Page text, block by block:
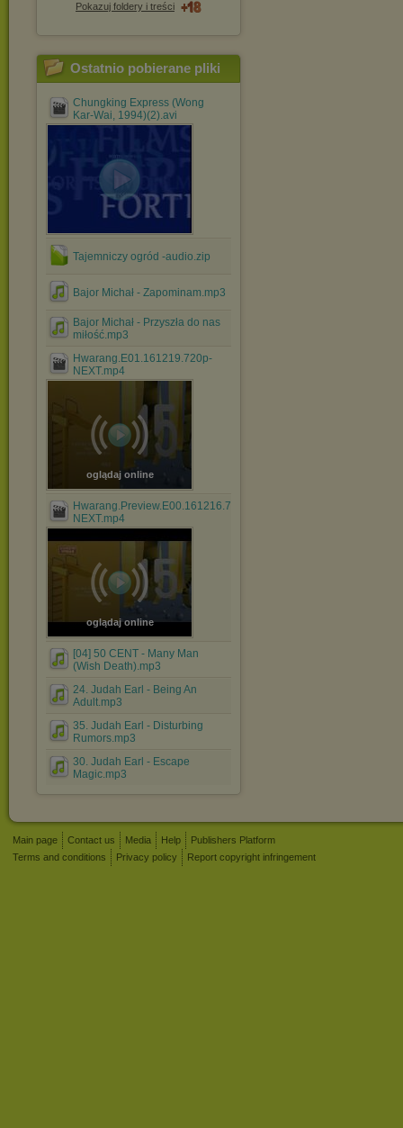
Pokazuj foldery i treści
Ostatnio pobierane pliki
Chungking Express (Wong
Kar-Wai, 1994)(2).avi
Tajemniczy ogród -audio.zip
Bajor Michał - Zapominam.mp3
Bajor Michał - Przyszła do nas
miłość.mp3
Hwarang.E01.161219.720p-
NEXT.mp4
oglądaj online
Hwarang.Preview.E00.161216.720p-
NEXT.mp4
oglądaj online
[04] 50 CENT - Many Man
(Wish Death).mp3
24. Judah Earl - Being An
Adult.mp3
35. Judah Earl - Disturbing
Rumors.mp3
30. Judah Earl - Escape
Magic.mp3
Main page Contact us Media Help
Publishers Platform
Terms and conditions
Privacy policy Report copyright infringement